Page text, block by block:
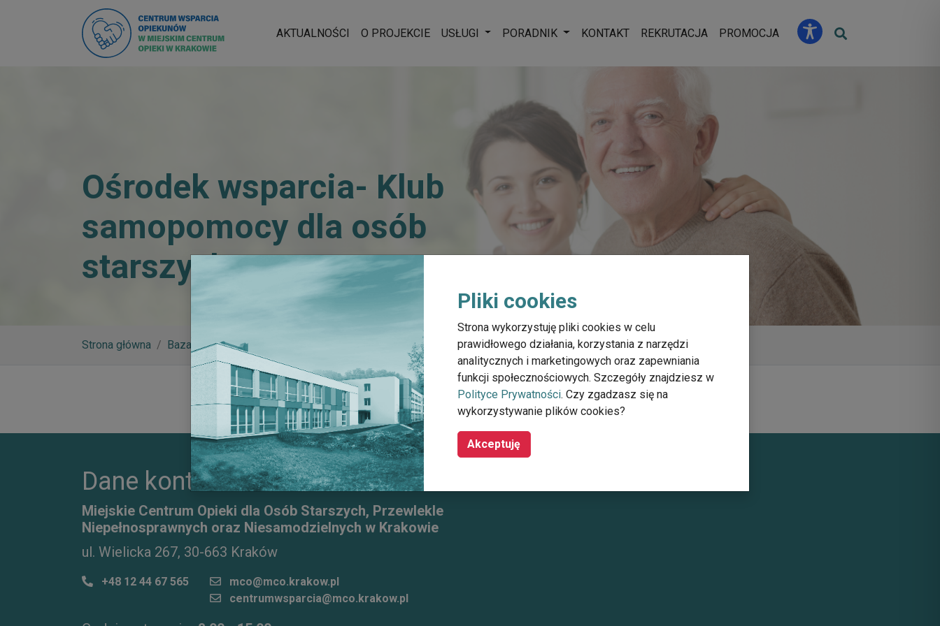
AKTUALNOŚCI O PROJEKCIE USŁUGI Rozwiń menu
PORADNIK Rozwiń menu
KONTAKT REKRUTACJA PROMOCJA
Ośrodek wsparcia- Klub
samopomocy dla osób
starszych
Strona główna Baza wiedzy Ośrodek wsparcia- Klub samopomocy dla osób starszych
Pliki cookies
Strona wykorzystuję pliki cookies w celu
prawidłowego działania, korzystania z narzędzi
analitycznych i marketingowych oraz zapewniania
funkcji społecznościowych. Szczegóły znajdziesz w
Polityce Prywatności. Czy zgadzasz się na
wykorzystywanie plików cookies?
Akceptuję
Dane kontaktowe
Miejskie Centrum Opieki dla Osób Starszych, Przewlekle
Niepełnosprawnych oraz Niesamodzielnych w Krakowie
ul. Wielicka 267, 30-663 Kraków
+48 12 44 67 565
mco@mco.krakow.pl
centrumwsparcia@mco.krakow.pl